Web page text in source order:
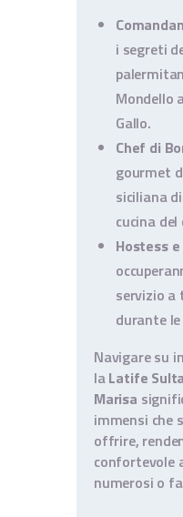
i segreti
Mondello
Gallo.
Chef di
gourmet
siciliana
cucina del
Hostess
servizio a
durante
Navigare su
laLatife
Marisa
immensi che
offrire,
confortevole
numerosi o